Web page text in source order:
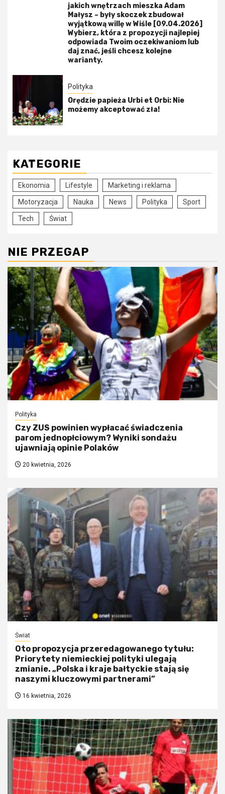
jakich wnętrzach mieszka Adam
Małysz – były skoczek zbudował
wyjątkową willę w Wiśle [09.04.2026]
Wybierz, która z propozycji najlepiej
odpowiada Twoim oczekiwaniom lub
daj znać, jeśli chcesz kolejne
warianty.
Polityka
Orędzie papieża Urbi et Orbi: Nie
możemy akceptować zła!
KATEGORIE
Ekonomia Lifestyle Marketing i reklama
Motoryzacja Nauka News Polityka Sport
Tech Świat
NIE PRZEGAP
Polityka
Czy ZUS powinien wypłacać świadczenia
parom jednopłciowym? Wyniki sondażu
ujawniają opinie Polaków
20 kwietnia, 2026
Świat
Oto propozycja przeredagowanego tytułu:
Priorytety niemieckiej polityki ulegają
zmianie. „Polska i kraje bałtyckie stają się
naszymi kluczowymi partnerami”
16 kwietnia, 2026